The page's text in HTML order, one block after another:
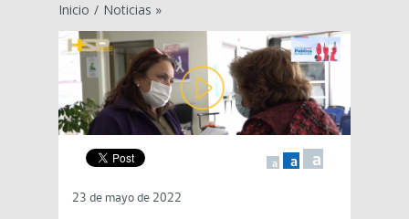
Inicio / Noticias »
a a a
23 de mayo de 2022